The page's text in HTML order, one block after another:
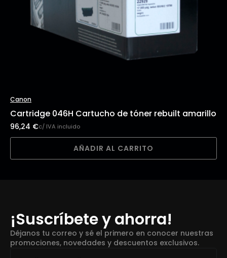
Canon
Cartridge 046H Cartucho de tóner rebuilt amarillo
96,24 €c/ IVA incluido
AÑADIR AL CARRITO
¡Suscríbete y ahorra!
Déjanos tu correo y sé el primero en conocer nuestras
promociones, novedades y descuentos exclusivos.
Email